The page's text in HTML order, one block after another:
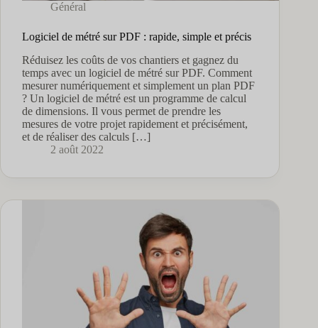
Général
Logiciel de métré sur PDF : rapide, simple et précis
Réduisez les coûts de vos chantiers et gagnez du
temps avec un logiciel de métré sur PDF. Comment
mesurer numériquement et simplement un plan PDF
? Un logiciel de métré est un programme de calcul
de dimensions. Il vous permet de prendre les
mesures de votre projet rapidement et précisément,
et de réaliser des calculs […]
2 août 2022